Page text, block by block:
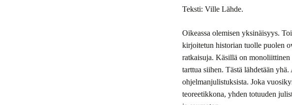
Vuosi 2022
Vuosi 2021
Numerot 2020
Numerot 2019
Numerot 2018
Teksti: Ville Lähde.
Oikeassa olemisen yksinäisyys.
kirjoitetun historian tuolle puolen
ratkaisuja. Käsillä on
tarttua siihen. Tästä lähdetään
ohjelmanjulistuksista. Joka
teoreetikkona, yhden totuuden